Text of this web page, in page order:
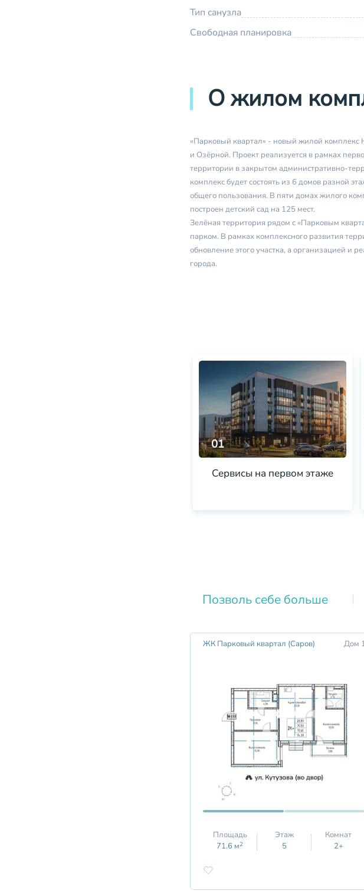
Тип санузла
Свободная планировка
О жилом
«Парковый квартал» - новый жилой комплекс
и Озёрной. Проект реализуется в рамках
территории в закрытом административно-
комплекс будет состоять из 6 домов разной
общего пользования. В пяти домах жилого
построен детский сад на 125 мест.
Зелёная территория рядом с «Парковым
парком. В рамках комплексного развития
обновление этого участка, а организацией и
города.
01
Сервисы на первом этаже
Позволь себе больше
ЖК Парковый квартал (Саров) Дом
Площадь
71.6 м2
Этаж
5
Комнат
2+